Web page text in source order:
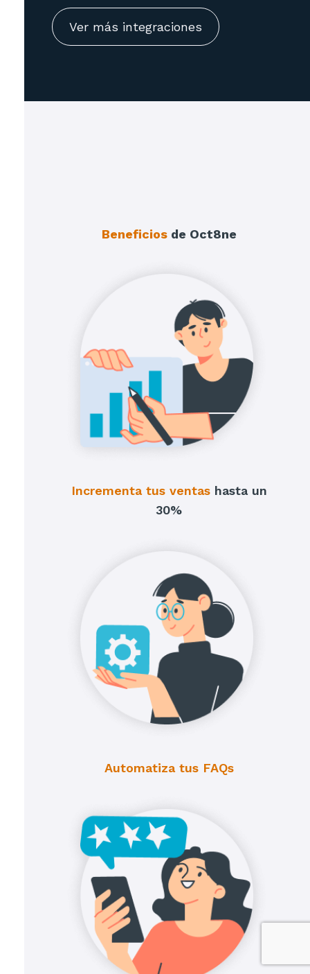
Ver más integraciones
Beneficiosde Oct8ne
Incrementa tus ventashasta un
30%
Automatiza tus FAQs